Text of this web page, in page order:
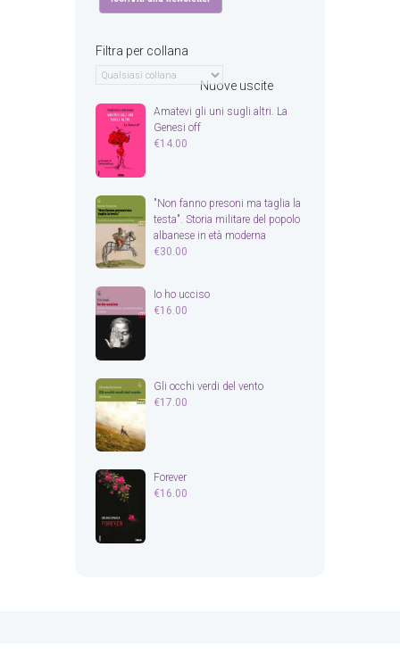
Filtra per collana
Nuove uscite
Amatevi gli uni sugli altri. La
Genesi off
€14.00
"Non fanno presoni ma taglia la
testa". Storia militare del popolo
albanese in età moderna
€30.00
Io ho ucciso
€16.00
Gli occhi verdi del vento
€17.00
Forever
€16.00